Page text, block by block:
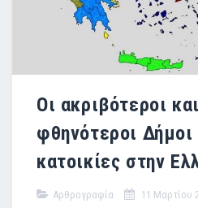
Οι ακριβότεροι
φθηνότεροι Δήμοι
κατοικίες στην
Αρθρογραφία 11 Μαρτίου